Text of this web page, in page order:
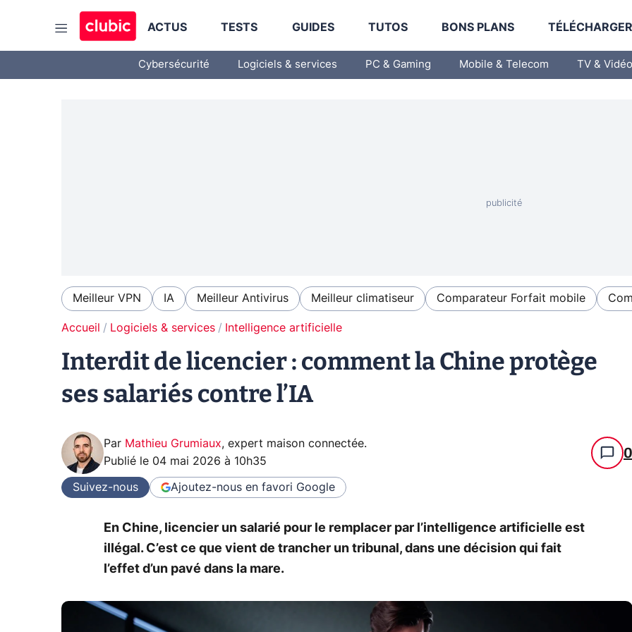
ACTUS TESTS GUIDES TUTOS BONS PLANS
Cybersécurité Logiciels & services PC & Gaming Mobile & Telecom TV & Vidéo
Meilleur VPN IA Meilleur Antivirus Meilleur climatiseur Comparateur Forfait mobile
Accueil Logiciels & services Intelligence artificielle
Interdit de licencier : comment la Chine protège
ses salariés contre l’IA
Par Mathieu Grumiaux, expert maison connectée.
Publié le 04 mai 2026 à 10h35 0
Suivez-nous Ajoutez-nous en favori Google
En Chine, licencier un salarié pour le remplacer par l’intelligence artificielle est
illégal. C’est ce que vient de trancher un tribunal, dans une décision qui fait
l’effet d’un pavé dans la mare.